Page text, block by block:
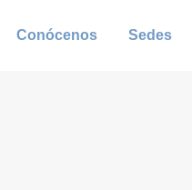
Conócenos Sedes